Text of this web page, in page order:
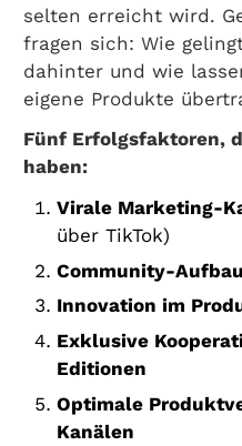
selten erreicht wird.
fragen sich: Wie
dahinter und wie
eigene Produkte
Fünf Erfolgsfaktoren,
haben:
Virale Marketing-
über TikTok)
Community-
Innovation im
Exklusive
Editionen
Optimale
Kanälen